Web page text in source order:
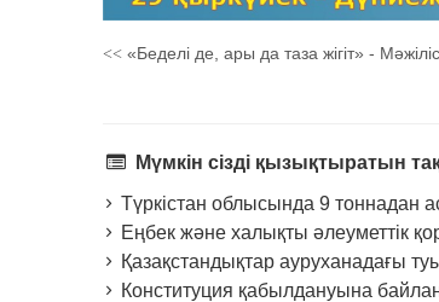
<< «Беделі де, ары да таза жігіт» -
Мүмкін сізді қызықтыратын
Түркістан облысында 9 тоннадан
Еңбек және халықты әлеуметтік
Қазақстандықтар ауруханадағы
Конституция қабылдануына